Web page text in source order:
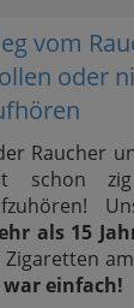
vom
oder
Raucher
schon
als 15
Zigaretten
war einfach!